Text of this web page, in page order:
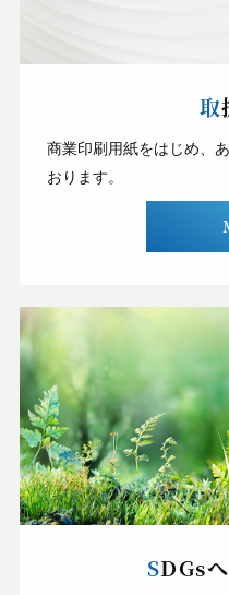
商業印刷用紙をはじめ、
おります。
SDGs